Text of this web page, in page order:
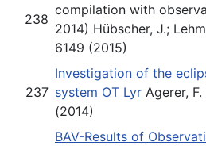
238
compilation with
2014) Hübscher, J.;
6149 (2015)
237
Investigation of the
system OT Lyr Agerer,
(2014)
BAV-Results of